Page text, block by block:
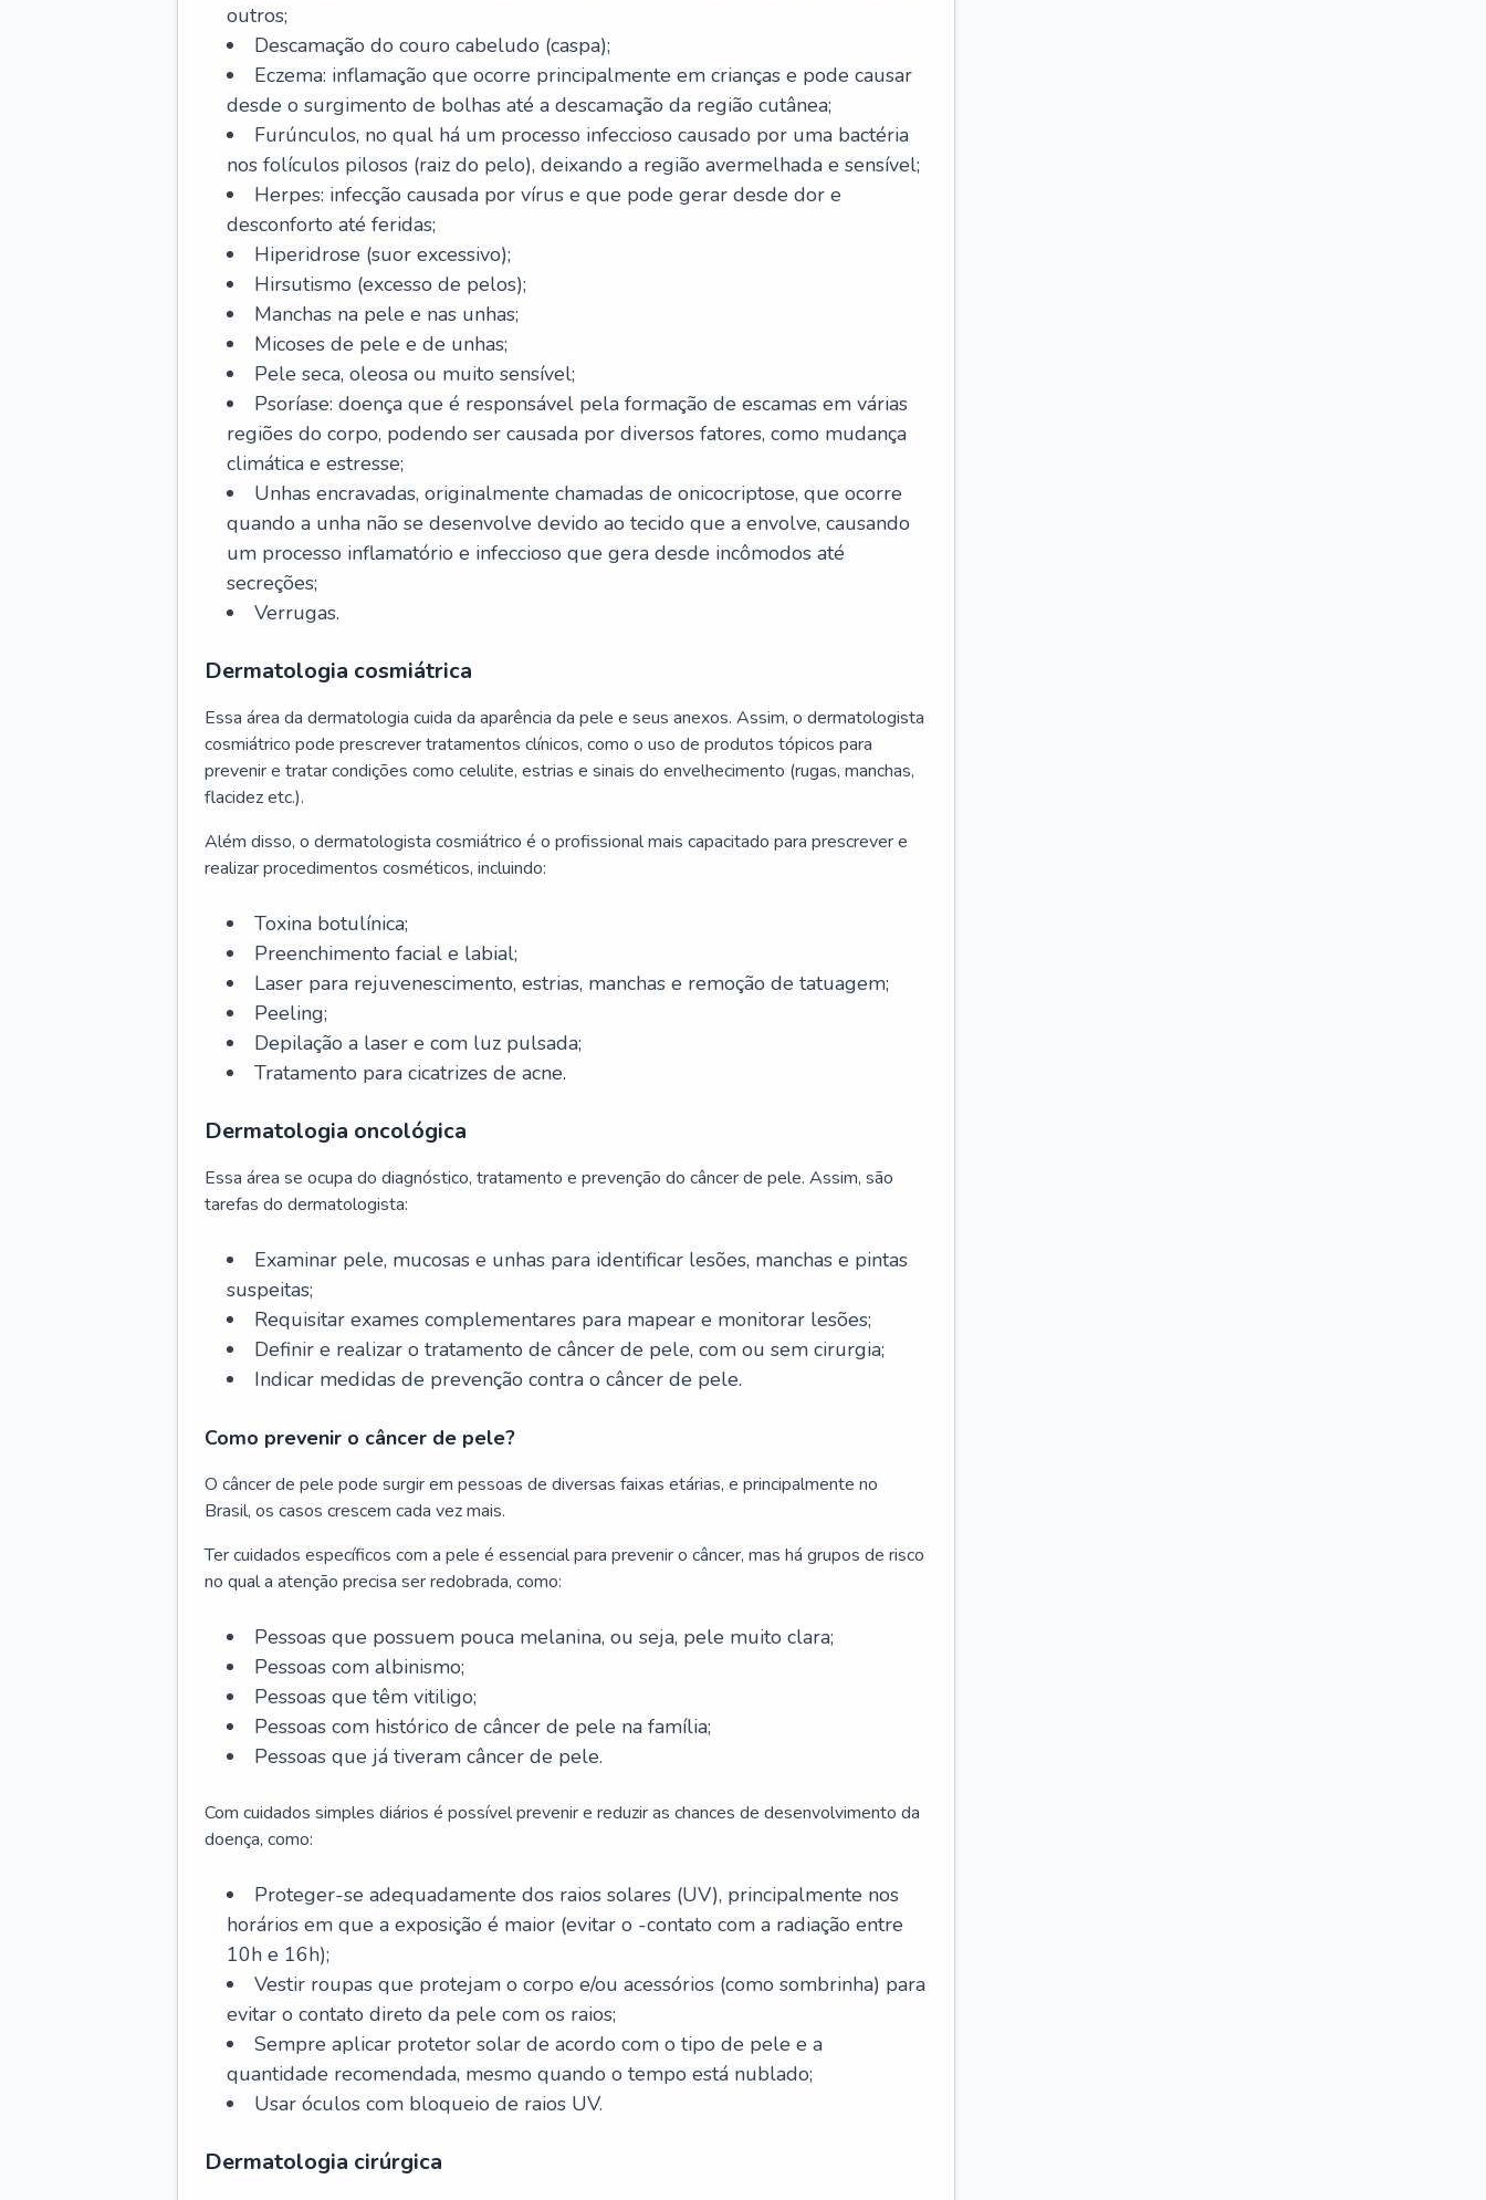
outros;
Descamação do couro cabeludo (caspa);
Eczema: inflamação que ocorre principalmente em crianças e pode causar
desde o surgimento de bolhas até a descamação da região cutânea;
Furúnculos, no qual há um processo infeccioso causado por uma bactéria
nos folículos pilosos (raiz do pelo), deixando a região avermelhada e sensível;
Herpes: infecção causada por vírus e que pode gerar desde dor e
desconforto até feridas;
Hiperidrose (suor excessivo);
Hirsutismo (excesso de pelos);
Manchas na pele e nas unhas;
Micoses de pele e de unhas;
Pele seca, oleosa ou muito sensível;
Psoríase: doença que é responsável pela formação de escamas em várias
regiões do corpo, podendo ser causada por diversos fatores, como mudança
climática e estresse;
Unhas encravadas, originalmente chamadas de onicocriptose, que ocorre
quando a unha não se desenvolve devido ao tecido que a envolve, causando
um processo inflamatório e infeccioso que gera desde incômodos até
secreções;
Verrugas.
Dermatologia cosmiátrica
Essa área da dermatologia cuida da aparência da pele e seus anexos. Assim, o dermatologista
cosmiátrico pode prescrever tratamentos clínicos, como o uso de produtos tópicos para
prevenir e tratar condições como celulite, estrias e sinais do envelhecimento (rugas, manchas,
flacidez etc.).
Além disso, o dermatologista cosmiátrico é o profissional mais capacitado para prescrever e
realizar procedimentos cosméticos, incluindo:
Toxina botulínica;
Preenchimento facial e labial;
Laser para rejuvenescimento, estrias, manchas e remoção de tatuagem;
Peeling;
Depilação a laser e com luz pulsada;
Tratamento para cicatrizes de acne.
Dermatologia oncológica
Essa área se ocupa do diagnóstico, tratamento e prevenção do câncer de pele. Assim, são
tarefas do dermatologista:
Examinar pele, mucosas e unhas para identificar lesões, manchas e pintas
suspeitas;
Requisitar exames complementares para mapear e monitorar lesões;
Definir e realizar o tratamento de câncer de pele, com ou sem cirurgia;
Indicar medidas de prevenção contra o câncer de pele.
Como prevenir o câncer de pele?
O câncer de pele pode surgir em pessoas de diversas faixas etárias, e principalmente no
Brasil, os casos crescem cada vez mais.
Ter cuidados específicos com a pele é essencial para prevenir o câncer, mas há grupos de risco
no qual a atenção precisa ser redobrada, como:
Pessoas que possuem pouca melanina, ou seja, pele muito clara;
Pessoas com albinismo;
Pessoas que têm vitiligo;
Pessoas com histórico de câncer de pele na família;
Pessoas que já tiveram câncer de pele.
Com cuidados simples diários é possível prevenir e reduzir as chances de desenvolvimento da
doença, como:
Proteger-se adequadamente dos raios solares (UV), principalmente nos
horários em que a exposição é maior (evitar o -contato com a radiação entre
10h e 16h);
Vestir roupas que protejam o corpo e/ou acessórios (como sombrinha) para
evitar o contato direto da pele com os raios;
Sempre aplicar protetor solar de acordo com o tipo de pele e a
quantidade recomendada, mesmo quando o tempo está nublado;
Usar óculos com bloqueio de raios UV.
Dermatologia cirúrgica